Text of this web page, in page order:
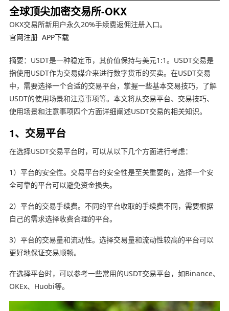
全球顶尖加密交易所-OKX
OKX交易所新用户永久20%手续费返佣注册入口。
官网注册 APP下载
摘要：USDT是一种稳定币，其价值保持与美元1:1。USDT交易是
指使用USDT作为交易媒介来进行数字货币的买卖。在USDT交易
中，需要选择一个合适的交易平台，掌握一些基本交易技巧，了解
USDT的使用场景和注意事项等。本文将从交易平台、交易技巧、
使用场景和注意事项四个方面详细阐述USDT交易的相关知识。
1、交易平台
在选择USDT交易平台时，可以从以下几个方面进行考虑：
1）平台的安全性。交易平台的安全性是至关重要的，选择一个安
全可靠的平台可以避免资金损失。
2）平台的交易手续费。不同的平台收取的手续费不同，需要根据
自己的需求选择收费合理的平台。
3）平台的交易量和流动性。选择交易量和流动性较高的平台可以
更好地保证交易顺畅。
在选择平台时，可以参考一些常用的USDT交易平台，如Binance、
OKEx、Huobi等。